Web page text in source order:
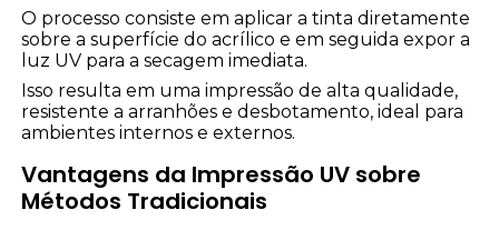
O processo consiste em aplicar a tinta diretamente
sobre a superfície do acrílico e em seguida expor a
luz UV para a secagem imediata.
Isso resulta em uma impressão de alta qualidade,
resistente a arranhões e desbotamento, ideal para
ambientes internos e externos.
Vantagens da Impressão UV sobre
Métodos Tradicionais